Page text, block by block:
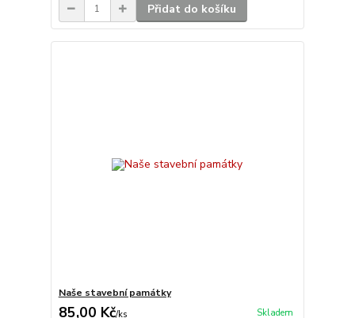
Přidat do košíku
Naše stavební památky
85,00 Kč/ks Skladem